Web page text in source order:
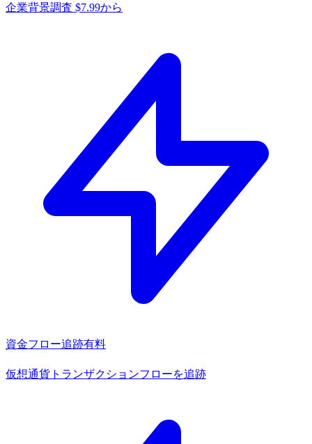
企業背景調査 $7.99から
資金フロー追跡有料
仮想通貨トランザクションフローを追跡